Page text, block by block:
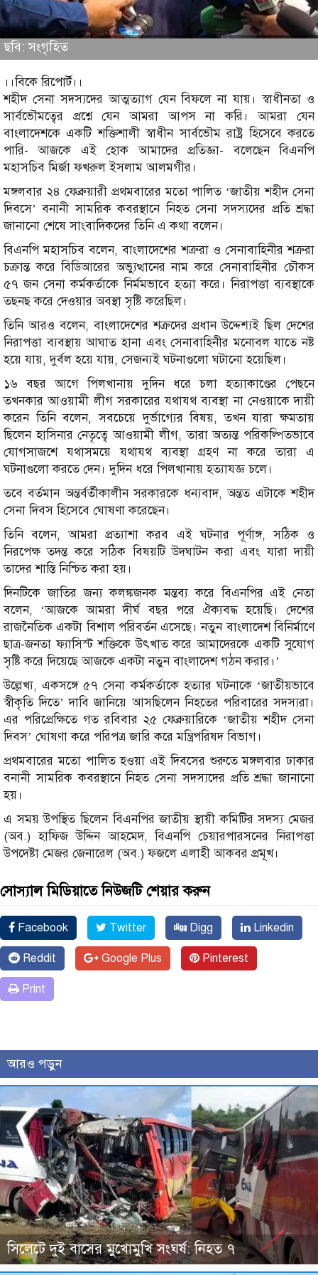
ছবি: সংগৃহিত
।।বিকে রিপোর্ট।।
শহীদ সেনা সদস্যদের আত্মত্যাগ যেন বিফলে না যায়। স্বাধীনতা ও
সার্বভৌমত্বের প্রশ্নে যেন আমরা আপস না করি। আমরা যেন
বাংলাদেশকে একটি শক্তিশালী স্বাধীন সার্বভৌম রাষ্ট্র হিসেবে করতে
পারি- আজকে এই হোক আমাদের প্রতিজ্ঞা- বলেছেন বিএনপি
মহাসচিব মির্জা ফখরুল ইসলাম আলমগীর।
মঙ্গলবার ২৪ ফেব্রুয়ারী প্রথমবারের মতো পালিত ‘জাতীয় শহীদ সেনা
দিবসে’ বনানী সামরিক কবরস্থানে নিহত সেনা সদস্যদের প্রতি শ্রদ্ধা
জানানো শেষে সাংবাদিকদের তিনি এ কথা বলেন।
বিএনপি মহাসচিব বলেন, বাংলাদেশের শত্রুরা ও সেনাবাহিনীর শত্রুরা
চক্রান্ত করে বিডিআরের অভ্যুত্থানের নাম করে সেনাবাহিনীর চৌকস
৫৭ জন সেনা কর্মকর্তাকে নির্মমভাবে হত্যা করে। নিরাপত্তা ব্যবস্থাকে
তছনছ করে দেওয়ার অবস্থা সৃষ্টি করেছিল।
তিনি আরও বলেন, বাংলাদেশের শত্রুদের প্রধান উদ্দেশ্যই ছিল দেশের
নিরাপত্তা ব্যবস্থায় আঘাত হানা এবং সেনাবাহিনীর মনোবল যাতে নষ্ট
হয়ে যায়, দুর্বল হয়ে যায়, সেজন্যই ঘটনাগুলো ঘটানো হয়েছিল।
১৬ বছর আগে পিলখানায় দুদিন ধরে চলা হত্যাকাণ্ডের পেছনে
তখনকার আওয়ামী লীগ সরকারের যথাযথ ব্যবস্থা না নেওয়াকে দায়ী
করেন তিনি বলেন, সবচেয়ে দুর্ভাগ্যের বিষয়, তখন যারা ক্ষমতায়
ছিলেন হাসিনার নেতৃত্বে আওয়ামী লীগ, তারা অত্যন্ত পরিকল্পিতভাবে
যোগসাজশে যথাসময়ে যথাযথ ব্যবস্থা গ্রহণ না করে তারা এ
ঘটনাগুলো করতে দেন। দুদিন ধরে পিলখানায় হত্যাযজ্ঞ চলে।
তবে বর্তমান অন্তর্বর্তীকালীন সরকারকে ধন্যবাদ, অন্তত এটাকে শহীদ
সেনা দিবস হিসেবে ঘোষণা করেছেন।
তিনি বলেন, আমরা প্রত্যাশা করব এই ঘটনার পূর্ণাঙ্গ, সঠিক ও
নিরপেক্ষ তদন্ত করে সঠিক বিষয়টি উদঘাটন করা এবং যারা দায়ী
তাদের শাস্তি নিশ্চিত করা হয়।
দিনটিকে জাতির জন্য কলঙ্কজনক মন্তব্য করে বিএনপির এই নেতা
বলেন, ‘আজকে আমরা দীর্ঘ বছর পরে ঐক্যবদ্ধ হয়েছি। দেশের
রাজনৈতিক একটা বিশাল পরিবর্তন এসেছে। নতুন বাংলাদেশ বিনির্মাণে
ছাত্র-জনতা ফ্যাসিস্ট শক্তিকে উৎখাত করে আমাদেরকে একটি সুযোগ
সৃষ্টি করে দিয়েছে আজকে একটা নতুন বাংলাদেশ গঠন করার।’
উল্লেখ্য, একসঙ্গে ৫৭ সেনা কর্মকর্তাকে হত্যার ঘটনাকে ‘জাতীয়ভাবে
স্বীকৃতি দিতে’ দাবি জানিয়ে আসছিলেন নিহতের পরিবারের সদস্যরা।
এর পরিপ্রেক্ষিতে গত রবিবার ২৫ ফেব্রুয়ারিকে ‘জাতীয় শহীদ সেনা
দিবস’ ঘোষণা করে পরিপত্র জারি করে মন্ত্রিপরিষদ বিভাগ।
প্রথমবারের মতো পালিত হওয়া এই দিবসের শুরুতে মঙ্গলবার ঢাকার
বনানী সামরিক কবরস্থানে নিহত সেনা সদস্যদের প্রতি শ্রদ্ধা জানানো
হয়।
এ সময় উপস্থিত ছিলেন বিএনপির জাতীয় স্থায়ী কমিটির সদস্য মেজর
(অব.) হাফিজ উদ্দিন আহমেদ, বিএনপি চেয়ারপারসনের নিরাপত্তা
উপদেষ্টা মেজর জেনারেল (অব.) ফজলে এলাহী আকবর প্রমূখ।
সোস্যাল মিডিয়াতে নিউজটি শেয়ার করুন
Facebook Twitter Digg Linkedin
Reddit Google Plus Pinterest
Print
আরও পড়ুন
সিলেটে দুই বাসের মুখোমুখি সংঘর্ষ: নিহত ৭